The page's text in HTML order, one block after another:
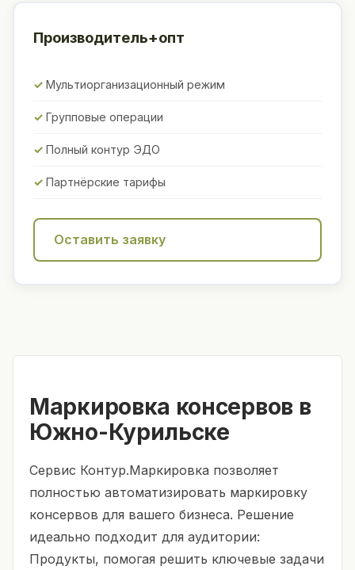
Производитель+опт
Мультиорганизационный режим
Групповые операции
Полный контур ЭДО
Партнёрские тарифы
Оставить заявку
Маркировка консервов в
Южно-Курильске
Сервис Контур.Маркировка позволяет
полностью автоматизировать маркировку
консервов для вашего бизнеса. Решение
идеально подходит для аудитории:
Продукты, помогая решить ключевые задачи